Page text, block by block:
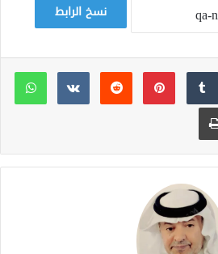
نسخ الرابط
‏Tumblr بينتيريست
‏Reddit
‏VKontakte
طباعة